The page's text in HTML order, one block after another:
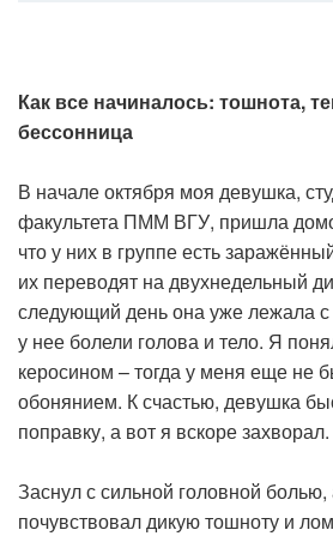
Как все начиналось: тошнота,
бессонница
В начале октября моя девушка,
факультета ПММ ВГУ, пришла
что у них в группе есть
их переводят на двухнедельный
следующий день она уже лежала с
у нее болели голова и тело. Я
керосином – тогда у меня еще не
обонянием. К счастью, девушка
поправку, а вот я вскоре захворал.
Заснул с сильной головной болью,
почувствовал дикую тошноту и